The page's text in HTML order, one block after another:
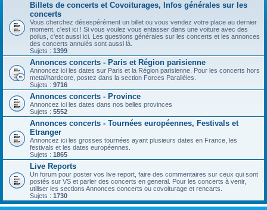
Billets de concerts et Covoiturages, Infos générales sur les
concerts
Vous cherchez désespérément un billet ou vous vendez votre place au dernier
moment, c'est ici ! Si vous voulez vous entasser dans une voiture avec des
poilus, c'est aussi ici. Les questions générales sur les concerts et les annonces
des concerts annulés sont aussi là.
Sujets : 1399
Annonces concerts - Paris et Région parisienne
Annoncez ici les dates sur Paris et la Région parisienne. Pour les concerts hors
metal/hardcore, postez dans la section Forces Parallèles.
Sujets : 9716
Annonces concerts - Province
Annoncez ici les dates dans nos belles provinces
Sujets : 5552
Annonces concerts - Tournées européennes, Festivals et
Etranger
Annoncez ici les grosses tournées ayant plusieurs dates en France, les
festivals et les dates européennes.
Sujets : 1865
Live Reports
Un forum pour poster vos live report, faire des commentaires sur ceux qui sont
postés sur VS et parler des concerts en general. Pour les concerts à venir,
utiliser les sections Annonces concerts ou covoiturage et rencarts.
Sujets : 1730